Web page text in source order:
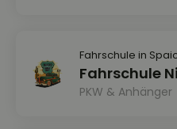
Fahrschule in
Fahrschule
PKW & Anhänger